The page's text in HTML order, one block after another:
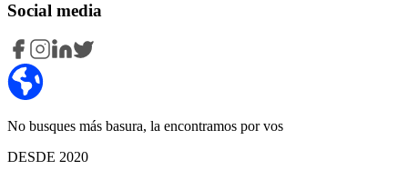
Social media
No busques más basura, la encontramos por vos
DESDE 2020